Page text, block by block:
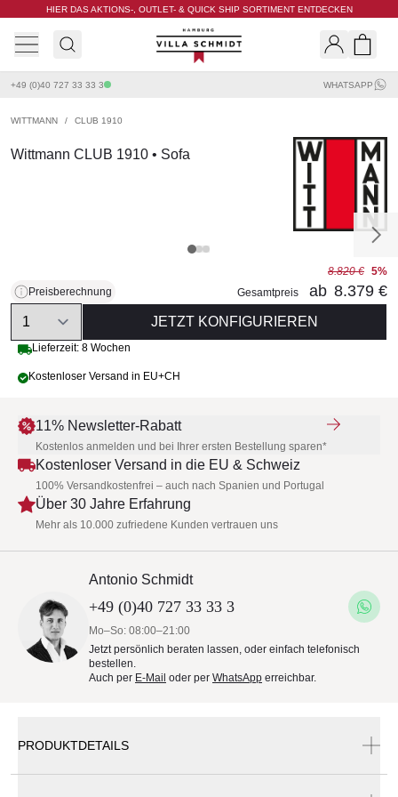
HIER DAS AKTIONS-, OUTLET- & QUICK SHIP SORTIMENT ENTDECKEN
Villa Schmidt
+49 (0)40 727 33 33 3 WHATSAPP
WITTMANN / CLUB 1910
Wittmann CLUB 1910 • Sofa
Preisberechnung
8.820 € 5%
Gesamtpreis
ab 8.379 €
Quantity
JETZT KONFIGURIEREN
Lieferzeit: 8 Wochen
Kostenloser Versand in EU+CH
11% Newsletter-Rabatt
Kostenlos anmelden und bei Ihrer ersten Bestellung sparen*
Kostenloser Versand in die EU & Schweiz
100% Versandkostenfrei – auch nach Spanien und Portugal
Über 30 Jahre Erfahrung
Mehr als 10.000 zufriedene Kunden vertrauen uns
Antonio Schmidt
+49 (0)40 727 33 33 3
Mo–So: 08:00–21:00
Jetzt persönlich beraten lassen, oder einfach telefonisch
bestellen.
Auch per E-Mail oder per WhatsApp erreichbar.
PRODUKTDETAILS